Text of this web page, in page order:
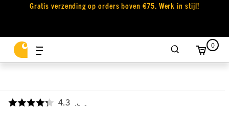
Gratis verzending op orders boven €75. Werk in stijl!
0
4.3 ,